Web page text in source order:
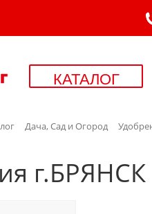
КАТАЛОГ
Дача, Сад и Огород
г.БРЯНСК